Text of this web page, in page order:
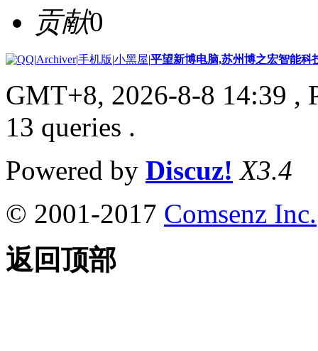
贡献0
|Archiver|手机版|小黑屋|平望新博电脑,苏州博之宏智能科
GMT+8, 2026-8-8 14:39 ,
13 queries .
Powered by Discuz! X3.4
© 2001-2017 Comsenz Inc.
返回顶部